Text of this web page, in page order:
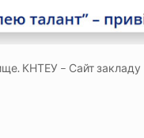
КНТЕУ – Сайт закладу